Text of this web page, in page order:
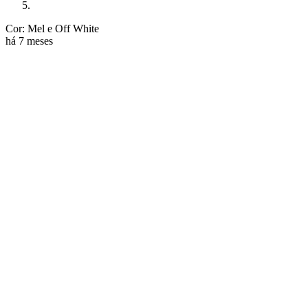
Cor: Mel e Off White
há 7 meses